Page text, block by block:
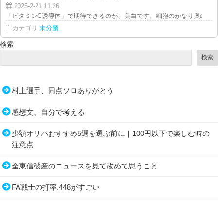
2025-2-21 11:26
「ビタミンC誘導体」で期待できるのが、美白です。細胞のかなり奥の方
カテゴリ 未分類
検索
検索
村上選手、同点ソロありがとう
感想文、自分で考える
少額オリパおすすめ5選を選ぶ前に｜100円以下で楽しむ時の
注意点
全東信破産のニュースを見て改めて思うこと
FA戦士の打率.448がすごい